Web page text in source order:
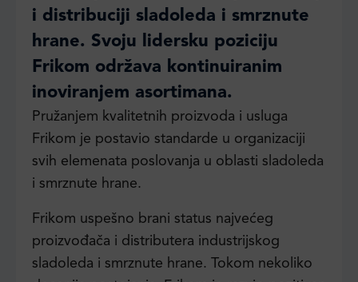
i distribuciji sladoleda i smrznute
hrane. Svoju lidersku poziciju
Frikom održava kontinuiranim
inoviranjem asortimana.
Pružanjem kvalitetnih proizvoda i usluga
Frikom je postavio standarde u organizaciji
svih elemenata poslovanja u oblasti sladoleda
i smrznute hrane.
Frikom uspešno brani status najvećeg
proizvođača i distributera industrijskog
sladoleda i smrznute hrane. Tokom nekoliko